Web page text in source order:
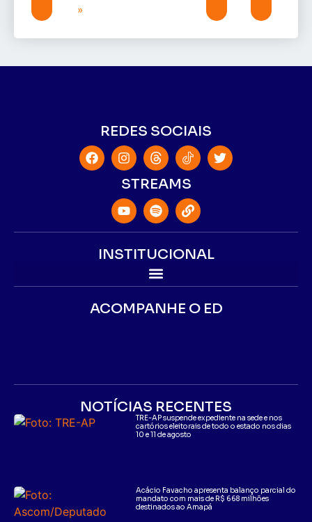
»
REDES SOCIAIS
STREAMS
INSTITUCIONAL
ACOMPANHE O ED
NOTÍCIAS RECENTES
TRE-AP suspende expediente na sede e nos
cartórios eleitorais de todo o estado nos dias
10 e 11 de agosto
Acácio Favacho apresenta balanço parcial do
mandato com mais de R$ 668 milhões
destinados ao Amapá